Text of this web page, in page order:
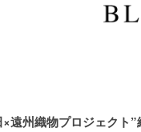
遠州織物プロジェクト